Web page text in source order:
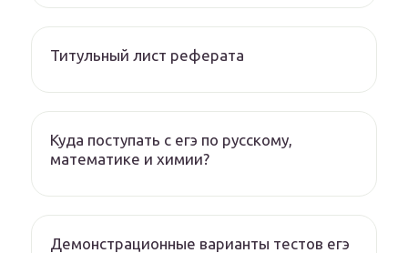
Титульный лист реферата
Куда поступать с егэ по русскому,
математике и химии?
Демонстрационные варианты тестов егэ